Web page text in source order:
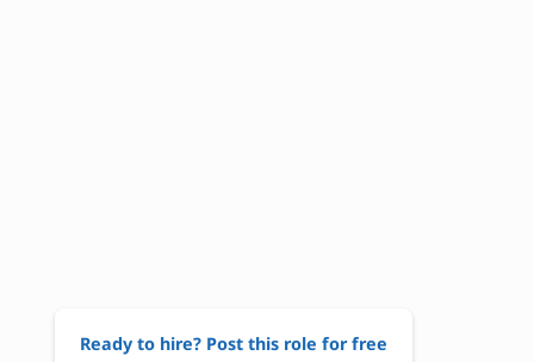
Ready to hire? Post this role for free